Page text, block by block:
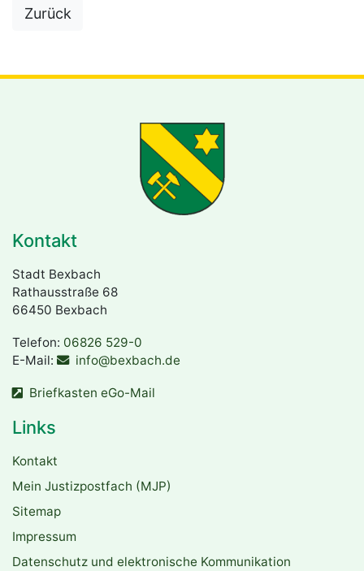
Zurück
Kontakt
Stadt Bexbach
Rathausstraße 68
66450 Bexbach
Telefon: 06826 529-0
E-Mail:
info@bexbach.de
Briefkasten eGo-Mail
Links
Kontakt
Mein Justizpostfach (MJP)
Sitemap
Impressum
Datenschutz und elektronische Kommunikation